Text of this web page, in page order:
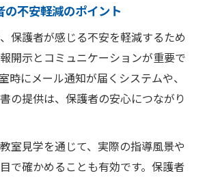
不安軽減のポイント
保護者が感じる不安を軽減するため
開示とコミュニケーションが重要で
時にメール通知が届くシステムや、
の提供は、保護者の安心につながり
室見学を通じて、実際の指導風景や
で確かめることも有効です。保護者